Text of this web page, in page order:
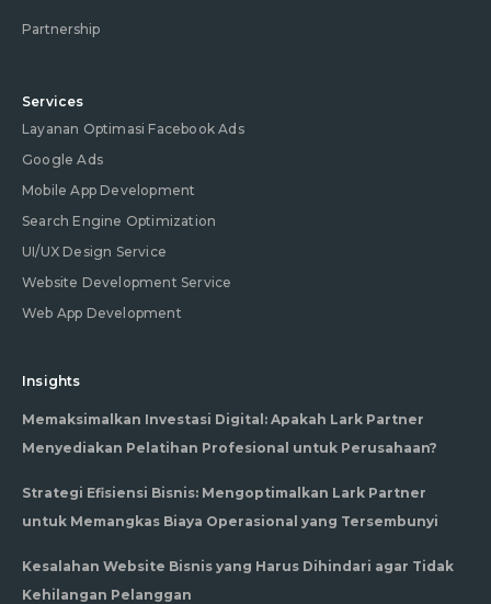
Partnership
Services
Layanan Optimasi Facebook Ads
Google Ads
Mobile App Development
Search Engine Optimization
UI/UX Design Service
Website Development Service
Web App Development
Insights
Memaksimalkan Investasi Digital: Apakah Lark Partner
Menyediakan Pelatihan Profesional untuk Perusahaan?
Strategi Efisiensi Bisnis: Mengoptimalkan Lark Partner
untuk Memangkas Biaya Operasional yang Tersembunyi
Kesalahan Website Bisnis yang Harus Dihindari agar Tidak
Kehilangan Pelanggan